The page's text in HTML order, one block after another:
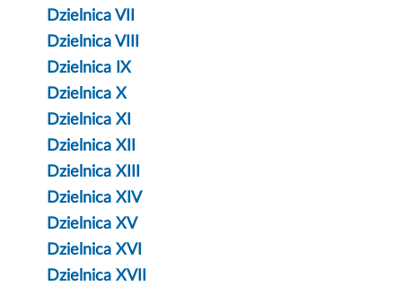
Dzielnica VII
Dzielnica VIII
Dzielnica IX
Dzielnica X
Dzielnica XI
Dzielnica XII
Dzielnica XIII
Dzielnica XIV
Dzielnica XV
Dzielnica XVI
Dzielnica XVII